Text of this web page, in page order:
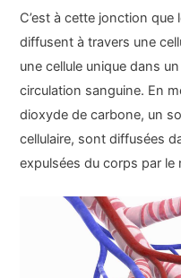
C’est à cette jonction que
diffusent à travers une
une cellule unique dans
circulation sanguine. En
dioxyde de carbone, un
cellulaire, sont diffusées
expulsées du corps par le